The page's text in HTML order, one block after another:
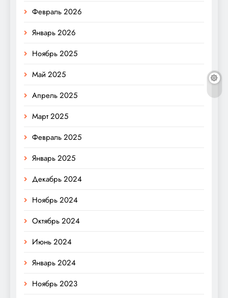
Февраль 2026
Январь 2026
Ноябрь 2025
Май 2025
Апрель 2025
Март 2025
Февраль 2025
Январь 2025
Декабрь 2024
Ноябрь 2024
Октябрь 2024
Июнь 2024
Январь 2024
Ноябрь 2023